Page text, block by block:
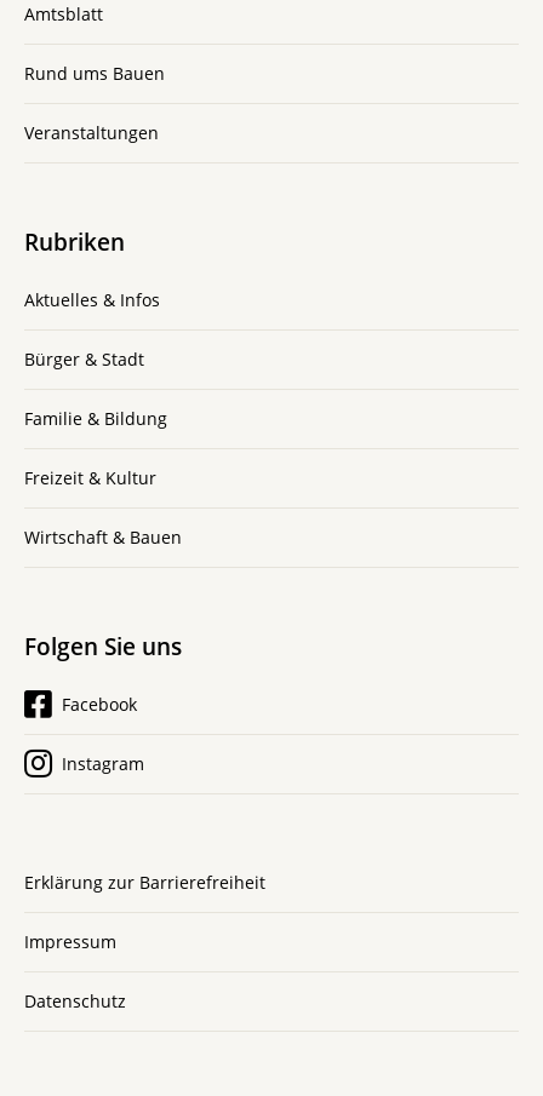
Amtsblatt
Rund ums Bauen
Veranstaltungen
Rubriken
Aktuelles & Infos
Bürger & Stadt
Familie & Bildung
Freizeit & Kultur
Wirtschaft & Bauen
Folgen Sie uns
Facebook
Instagram
Erklärung zur Barrierefreiheit
Impressum
Datenschutz